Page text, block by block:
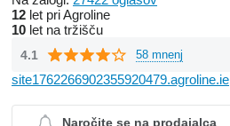
12 let pri Agroline
10 let na tržišču
4.1 58 mnenj
site1762266902355920479.agroline.ie
Naročite se na prodajalca